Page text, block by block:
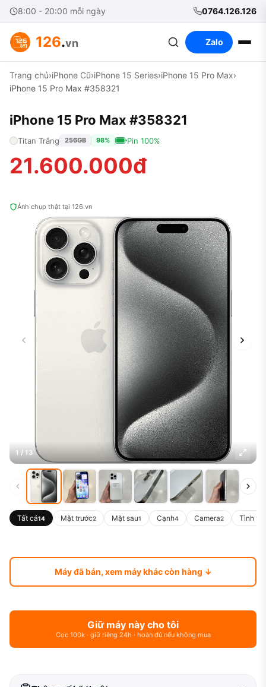
8:00 - 20:00 mỗi ngày 0764.126.126
126.vn Zalo
Trang chủ›iPhone Cũ›iPhone 15 Series›iPhone 15 Pro Max›
iPhone 15 Pro Max #358321
Ảnh chụp thật tại 126.vn
1 / 13
Tất cả14 Mặt trước2 Mặt sau1 Cạnh4 Camera2 Tình
iPhone 15 Pro Max #358321
Titan Trắng 256GB 98% Pin 100%
21.600.000đ
Máy đã bán, xem máy khác còn hàng ↓
Giữ máy này cho tôi
Cọc 100k · giữ riêng 24h · hoàn đủ nếu không mua